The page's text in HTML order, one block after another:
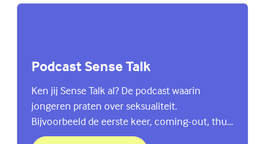
Podcast Sense Talk
Ken jij Sense Talk al? De podcast waarin
jongeren praten over seksualiteit.
Bijvoorbeeld de eerste keer, coming-out, thuis
praten over seks en nog veel meer. Ga naar